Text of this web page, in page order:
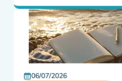
06/07/2026